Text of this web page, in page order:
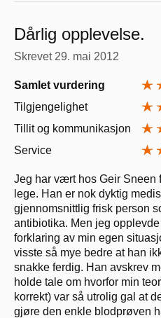
Dårlig opplevelse.
Skrevet 29. mai 2012
Samlet vurdering
Tilgjengelighet
Tillit og kommunikasjon
Service
Jeg har vært hos Geir Sneen
lege. Han er nok dyktig
gjennomsnittlig frisk person
antibiotika. Men jeg
forklaring av min egen
visste så mye bedre at han
snakke ferdig. Han avskrev
holde tale om hvorfor min
korrekt) var så utrolig gal at
gjøre den enkle blodprøven